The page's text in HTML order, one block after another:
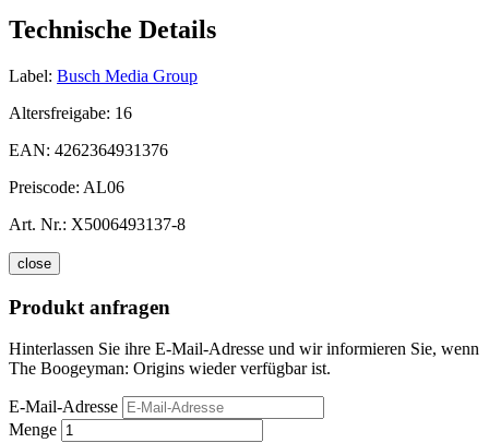
Technische Details
Label: Busch Media Group
Altersfreigabe: 16
EAN: 4262364931376
Preiscode: AL06
Art. Nr.: X5006493137-8
close
Produkt anfragen
Hinterlassen Sie ihre E-Mail-Adresse und wir informieren Sie, wenn
The Boogeyman: Origins wieder verfügbar ist.
E-Mail-Adresse
Menge